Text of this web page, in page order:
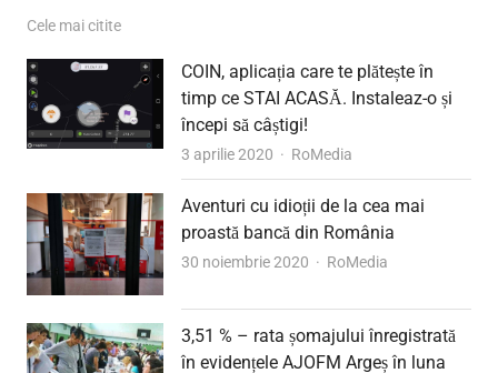
Cele mai citite
COIN, aplicația care te plătește în
timp ce STAI ACASĂ. Instaleaz-o și
începi să câștigi!
3 aprilie 2020 Author
RoMedia
Aventuri cu idioții de la cea mai
proastă bancă din România
30 noiembrie 2020 Author
RoMedia
3,51 % – rata șomajului înregistrată
în evidențele AJOFM Argeș în luna